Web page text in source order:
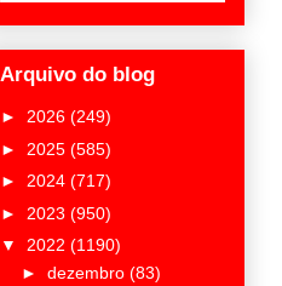
Arquivo do blog
► 2026 (249)
► 2025 (585)
► 2024 (717)
► 2023 (950)
▼ 2022 (1190)
► dezembro (83)